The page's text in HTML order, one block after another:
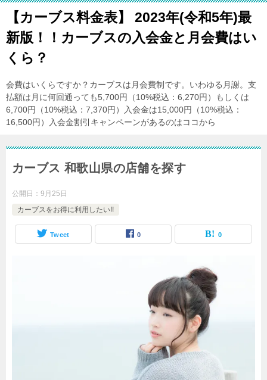
【カーブス料金表】 2023年(令和5年)最
新版！！カーブスの入会金と月会費はい
くら？
会費はいくらですか？カーブスは月会費制です。いわゆる月謝。支
払額は月に何回通っても5,700円（10%税込：6,270円）もしくは
6,700円（10%税込：7,370円）入会金は15,000円（10%税込：
16,500円）入会金割引キャンペーンがあるのはココから
カーブス 和歌山県の店舗を探す
公開日： 9月25日
カーブスをお得に利用したい!!
Tweet 0 0